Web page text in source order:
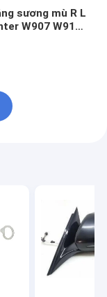
sương mù R L
W907 W910